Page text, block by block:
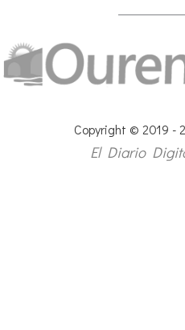
Copyright © 2019 -
El Diario